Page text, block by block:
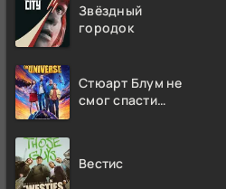
Звёздный
городок
Стюарт Блум не
смог спасти
Вестис